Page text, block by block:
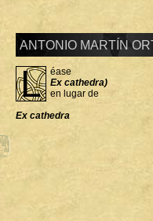
ANTONIO MARTÍN
L
éase
Ex cathedra)
en lugar de
Ex cathedra